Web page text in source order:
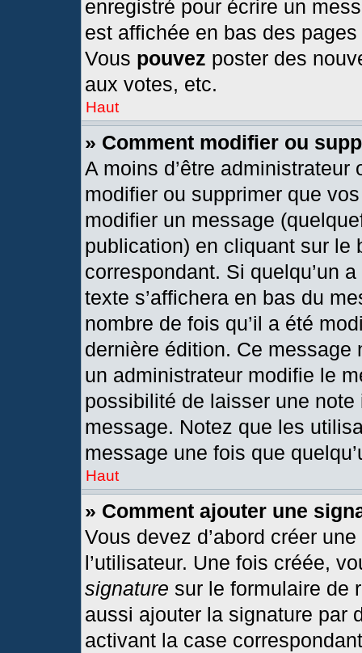
enregistré pour écrire un
est affichée en bas des
Vous pouvez poster des
aux votes, etc.
Haut
» Comment modifier ou
A moins d’être
modifier ou supprimer que
modifier un message
publication) en cliquant sur le
correspondant. Si quelqu’un
texte s’affichera en bas du
nombre de fois qu’il a été
dernière édition. Ce message
un administrateur modifie le
possibilité de laisser une
message. Notez que les
message une fois que
Haut
» Comment ajouter une
Vous devez d’abord créer
l’utilisateur. Une fois créée,
signature sur le formulaire de
aussi ajouter la signature par
activant la case